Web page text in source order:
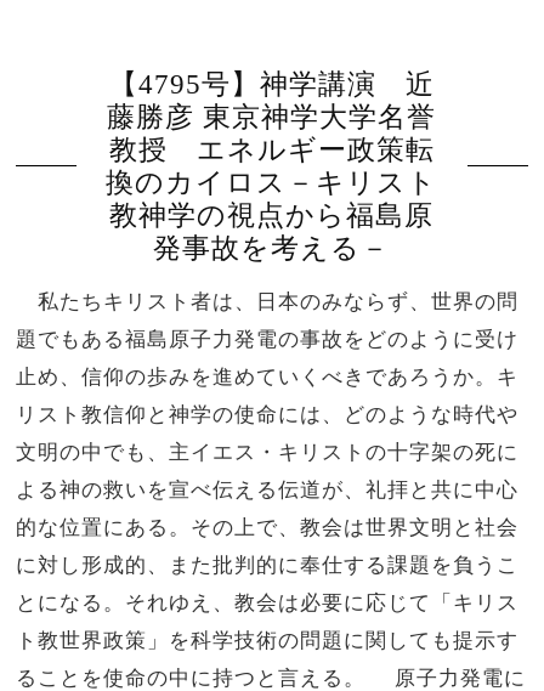
【4795号】神学講演 近
藤勝彦 東京神学大学名誉
教授 エネルギー政策転
換のカイロス－キリスト
教神学の視点から福島原
発事故を考える－
私たちキリスト者は、日本のみならず、世界の問
題でもある福島原子力発電の事故をどのように受け
止め、信仰の歩みを進めていくべきであろうか。キ
リスト教信仰と神学の使命には、どのような時代や
文明の中でも、主イエス・キリストの十字架の死に
よる神の救いを宣べ伝える伝道が、礼拝と共に中心
的な位置にある。その上で、教会は世界文明と社会
に対し形成的、また批判的に奉仕する課題を負うこ
とになる。それゆえ、教会は必要に応じて「キリス
ト教世界政策」を科学技術の問題に関しても提示す
ることを使命の中に持つと言える。 原子力発電に